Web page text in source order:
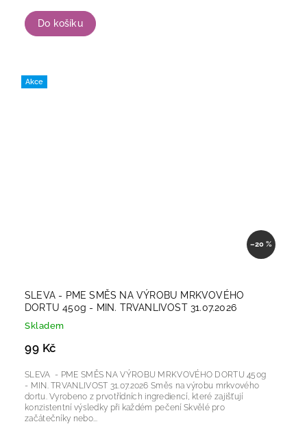
Do košíku
Akce
–20 %
SLEVA - PME SMĚS NA VÝROBU MRKVOVÉHO
DORTU 450g - MIN. TRVANLIVOST 31.07.2026
Skladem
99 Kč
SLEVA - PME SMĚS NA VÝROBU MRKVOVÉHO DORTU 450g
- MIN. TRVANLIVOST 31.07.2026 Směs na výrobu mrkvového
dortu. Vyrobeno z prvotřídních ingrediencí, které zajišťují
konzistentní výsledky při každém pečení Skvělé pro
začátečníky nebo...